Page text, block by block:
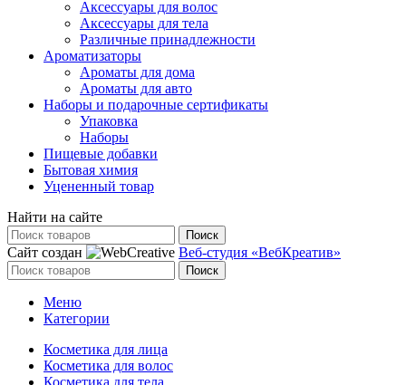
Аксессуары для волос
Аксессуары для тела
Различные принадлежности
Ароматизаторы
Ароматы для дома
Ароматы для авто
Наборы и подарочные сертификаты
Упаковка
Наборы
Пищевые добавки
Бытовая химия
Уцененный товар
Найти на сайте
Поиск
Сайт создан Веб-студия «ВебКреатив»
Поиск
Меню
Категории
Косметика для лица
Косметика для волос
Косметика для тела